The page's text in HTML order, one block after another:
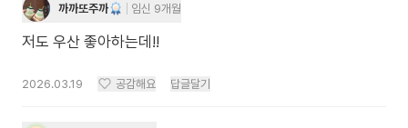
까까또주까 임신 9개월
저도 우산 좋아하는데!!
2026.03.19 공감해요 답글달기